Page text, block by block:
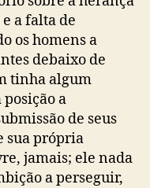
a falta de
os homens a
debaixo de
tinha algum
a
de seus
sua própria
jamais; ele nada
a perseguir,